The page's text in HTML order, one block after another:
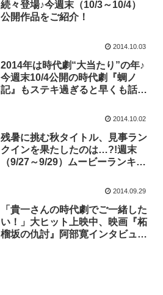
続々登場♪今週末（10/3～10/4）
公開作品をご紹介！
2014.10.03
2014年は時代劇“大当たり”の年♪
今週末10/4公開の時代劇『蜩ノ
記』もステキ過ぎると早くも話題
2014.10.02
残暑に挑む秋タイトル、見事ラン
クインを果たしたのは…?!週末
（9/27～9/29）ムービーランキン
2014.09.29
「貴一さんの時代劇でご一緒した
い！」大ヒット上映中、映画『柘
榴坂の仇討』阿部寛インタビュー